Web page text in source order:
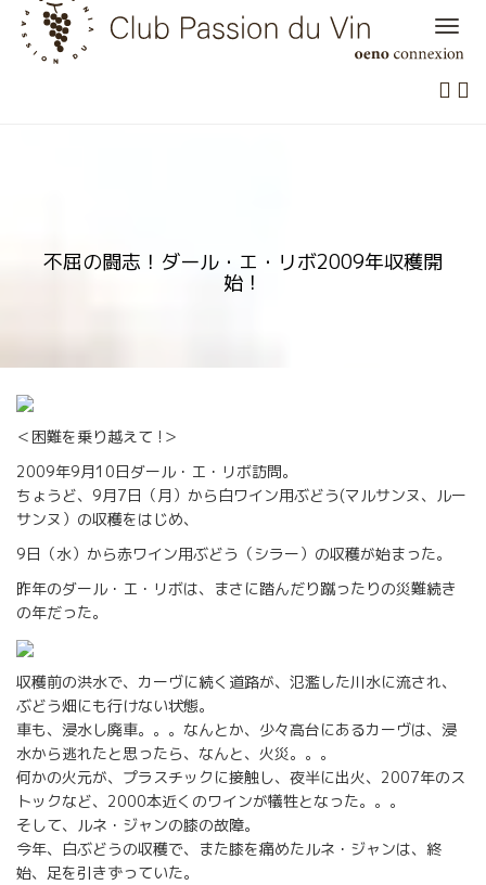
Skip
content
不屈の闘志！ダール・エ・リボ2009年収穫開
始！
＜困難を乗り越えて !＞
2009年9月10日ダール・エ・リボ訪問。
ちょうど、9月7日（月）から白ワイン用ぶどう(マルサンヌ、ルー
サンヌ）の収穫をはじめ、
9日（水）から赤ワイン用ぶどう（シラー）の収穫が始まった。
昨年のダール・エ・リボは、まさに踏んだり蹴ったりの災難続き
の年だった。
収穫前の洪水で、カーヴに続く道路が、氾濫した川水に流され、
ぶどう畑にも行けない状態。
車も、浸水し廃車。。。なんとか、少々高台にあるカーヴは、浸
水から逃れたと思ったら、なんと、火災。。。
何かの火元が、プラスチックに接触し、夜半に出火、2007年のス
トックなど、2000本近くのワインが犠牲となった。。。
そして、ルネ・ジャンの膝の故障。
今年、白ぶどうの収穫で、また膝を痛めたルネ・ジャンは、終
始、足を引きずっていた。